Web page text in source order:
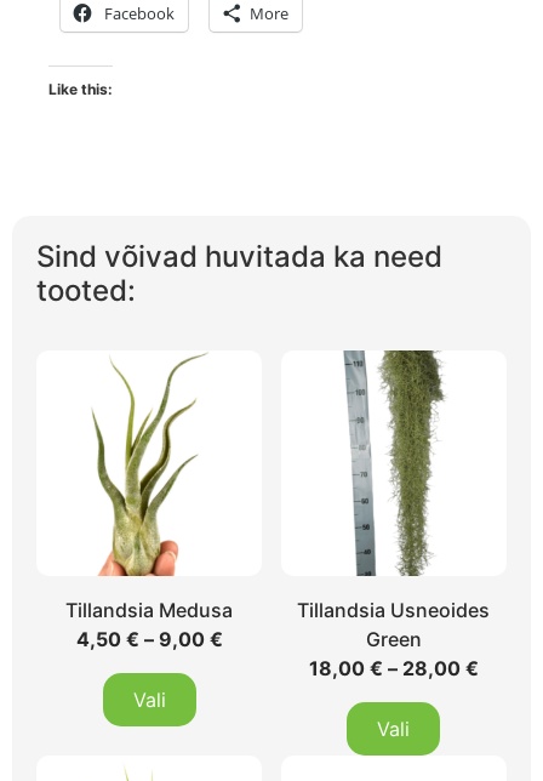
Facebook More
Like this:
Sind võivad huvitada ka need
tooted:
Tillandsia Medusa
4,50 € – 9,00 €
Vali
Tillandsia Usneoides
Green
18,00 € – 28,00 €
Vali